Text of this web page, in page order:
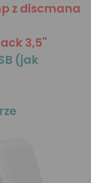
z discmana
3,5"
(jak